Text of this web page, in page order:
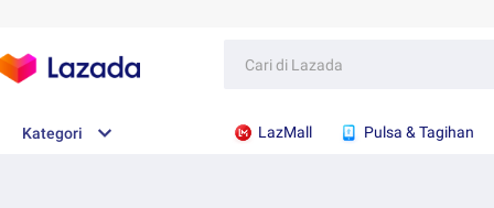
Kategori LazMall Pulsa & Tagihan